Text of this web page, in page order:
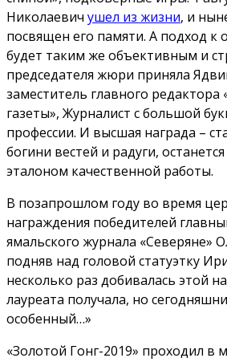
Николаевич ушел из жизни, и
посвящен его памяти. А подход к
будет таким же объективным и
председателя жюри приняла
заместитель главного редактора
газеты», Журналист с большой
профессии. И высшая награда –
богини вестей и радуги,
эталоном качественной работы.
В позапрошлом году во время
награждения победителей
ямальского журнала «Северяне»
подняв над головой статуэтку
несколько раз добивалась этой
лауреата получала, но
особенный…»
«Золотой Гонг-2019» проходил в